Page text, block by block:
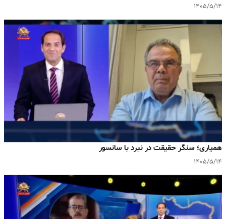
۱۴۰۵/۵/۱۴
همیاری؛ سنگر حقیقت در نبرد با سانسور
۱۴۰۵/۵/۱۴